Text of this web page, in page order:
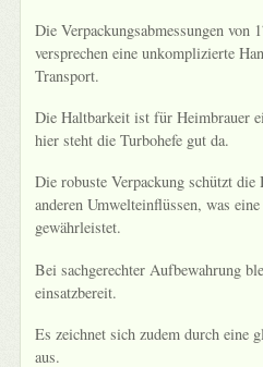
Die Verpackungsabmessungen von
versprechen eine unkomplizierte
Transport.
Die Haltbarkeit ist für Heimbrauer
hier steht die Turbohefe gut da.
Die robuste Verpackung schützt
anderen Umwelteinflüssen, was
gewährleistet.
Bei sachgerechter Aufbewahrung
einsatzbereit.
Es zeichnet sich zudem durch eine
aus.